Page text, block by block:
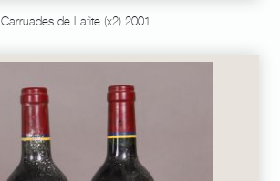
Carruades de Lafite (x2) 2001